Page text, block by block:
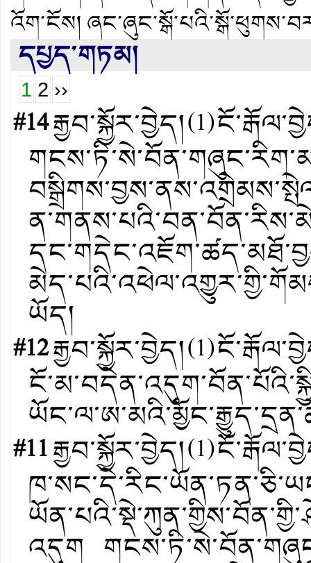
འོག་ངོས།
དཔྱད་གཏམ།
1 2 ››
#14རྒྱབ་སྐྱོར་བྱེད།(1)
ཡོད།
#12རྒྱབ་སྐྱོར་བྱེད།(1)
#11རྒྱབ་སྐྱོར་བྱེད།(1)
འདུག